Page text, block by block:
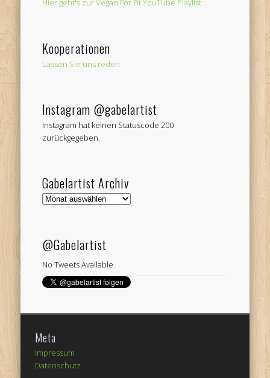
Hier geht's zur Vegan For Fit YouTube Playlist
Kooperationen
Lassen Sie uns reden
Instagram @gabelartist
Instagram hat keinen Statuscode 200
zurückgegeben.
Gabelartist Archiv
Gabelartist
@Gabelartist
No Tweets Available
Meta
Impressum
Datenschutz